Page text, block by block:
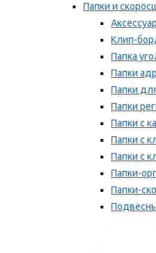
Папки и
Клип-
Папка
Папки
Папки
Папки
Папки с
Папки с
Папки с
Папки-
Папки-